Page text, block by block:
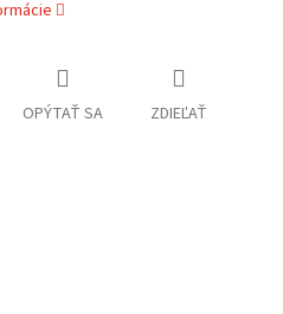
OPÝTAŤ SA ZDIEĽAŤ